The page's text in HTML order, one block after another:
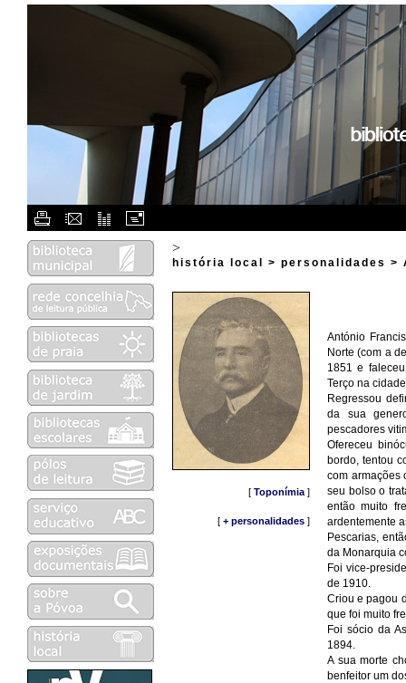
>
história local > personalidades >
[ Toponímia ]
[ + personalidades ]
António
Norte (com a
1851 e
Terço na
Regressou
da sua
pescadores
Ofereceu
bordo, tentou
com armações
seu bolso o
então muito
ardentemente
Pescarias,
da Monarquia
Foi vice-
de 1910.
Criou e pagou
que foi muito
Foi sócio da
1894.
A sua morte
benfeitor um